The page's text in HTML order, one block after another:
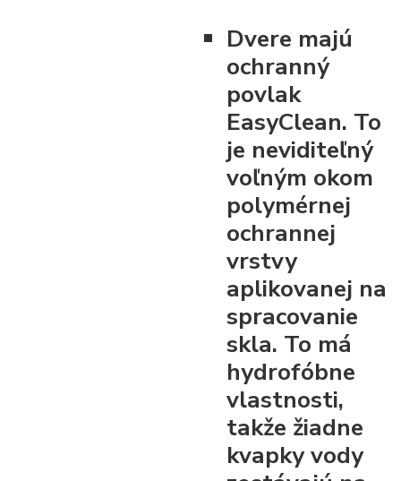
Dvere majú
ochranný
povlak
EasyClean. To
je neviditeľný
voľným okom
polymérnej
ochrannej
vrstvy
aplikovanej na
spracovanie
skla. To má
hydrofóbne
vlastnosti,
takže žiadne
kvapky vody